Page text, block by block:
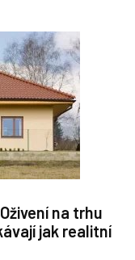
na trhu
jak realitní